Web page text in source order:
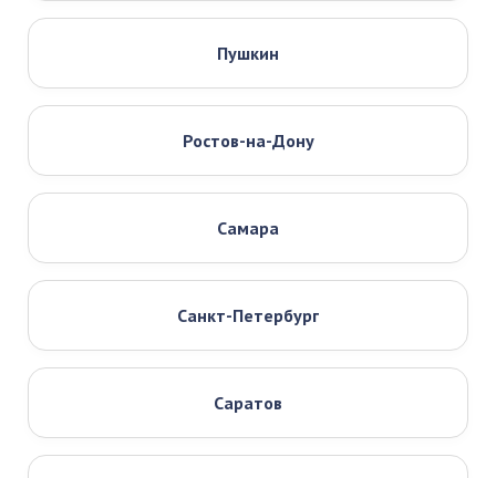
Пушкин
Ростов-на-Дону
Самара
Санкт-Петербург
Саратов